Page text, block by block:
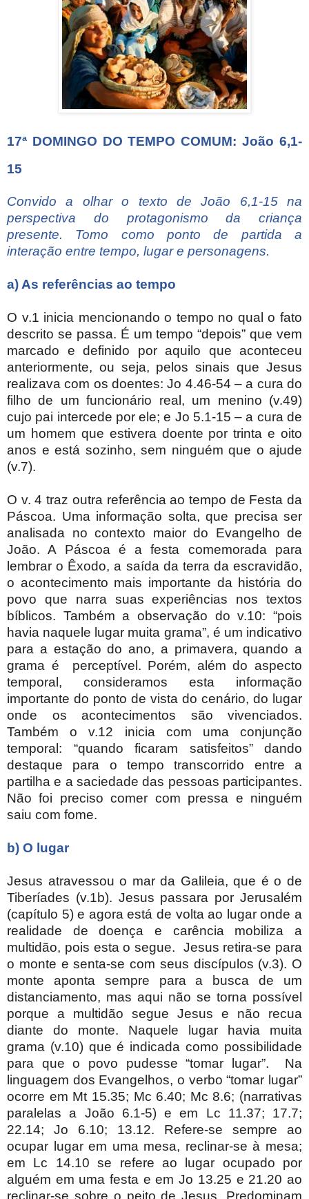
17ª DOMINGO DO TEMPO COMUM: João 6,1-
15
Convido a olhar o texto de João 6,1-15 na
perspectiva do protagonismo da criança
presente. Tomo como ponto de partida a
interação entre tempo, lugare personagens.
a) As referências ao tempo
O v.1 inicia mencionando o tempo no qual o fato
descrito se passa. É um tempo “depois” que vem
marcado e definido por aquilo que aconteceu
anteriormente, ou seja, pelos sinais que Jesus
realizava com os doentes: Jo 4.46-54 – a cura do
filho de um funcionário real, um menino (v.49)
cujo pai intercede por ele; e Jo 5.1-15 – a cura de
um homem que estivera doente por trinta e oito
anos e está sozinho, sem ninguém que o ajude
(v.7).
O v. 4 traz outra referência ao tempo de Festa da
Páscoa. Uma informação solta, que precisa ser
analisada no contexto maior do Evangelho de
João. A Páscoa é a festa comemorada para
lembrar o Êxodo, a saída da terra da escravidão,
o acontecimento mais importante da história do
povo que narra suas experiências nos textos
bíblicos. Também a observação do v.10: “pois
havia naquele lugar muita grama”, é um indicativo
para a estação do ano, a primavera, quando a
grama é perceptível. Porém, além do aspecto
temporal, consideramos esta informação
importante do ponto de vista do cenário, do lugar
onde os acontecimentos são vivenciados.
Também o v.12 inicia com uma conjunção
temporal: “quando ficaram satisfeitos” dando
destaque para o tempo transcorrido entre a
partilha e a saciedade das pessoas participantes.
Não foi preciso comer com pressa e ninguém
saiu com fome.
b) O lugar
Jesus atravessou o mar da Galileia, que é o de
Tiberíades (v.1b). Jesus passara por Jerusalém
(capítulo 5) e agora está de volta ao lugar onde a
realidade de doença e carência mobiliza a
multidão, pois esta o segue. Jesus retira-se para
o monte e senta-se com seus discípulos (v.3). O
monte aponta sempre para a busca de um
distanciamento, mas aqui não se torna possível
porque a multidão segue Jesus e não recua
diante do monte. Naquele lugar havia muita
grama (v.10) que é indicada como possibilidade
para que o povo pudesse “tomar lugar”. Na
linguagem dos Evangelhos, o verbo “tomar lugar”
ocorre em Mt 15.35; Mc 6.40; Mc 8.6; (narrativas
paralelas a João 6.1-5) e em Lc 11.37; 17.7;
22.14; Jo 6.10; 13.12. Refere-se sempre ao
ocupar lugar em uma mesa, reclinar-se à mesa;
em Lc 14.10 se refere ao lugar ocupado por
alguém em uma festa e em Jo 13.25 e 21.20 ao